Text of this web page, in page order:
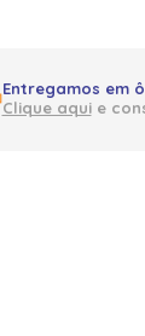
Entregamos em
Clique aquie